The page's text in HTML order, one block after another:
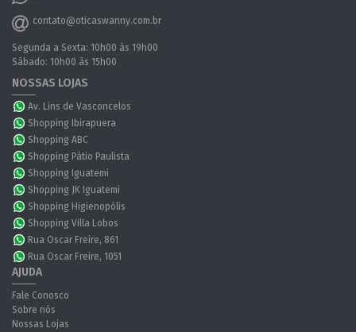
contato@oticaswanny.com.br
Segunda a Sexta: 10h00 às 19h00
Sábado: 10h00 às 15h00
NOSSAS LOJAS
Av. Lins de Vasconcelos
Shopping Ibirapuera
Shopping ABC
Shopping Pátio Paulista
Shopping Iguatemi
Shopping JK Iguatemi
Shopping Higienopólis
Shopping Villa Lobos
Rua Oscar Freire, 861
Rua Oscar Freire, 1051
AJUDA
Fale Conosco
Sobre nós
Nossas Lojas